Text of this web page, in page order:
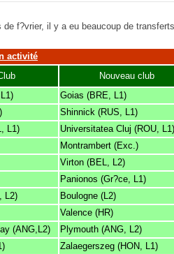
f?vrier, il y a eu beaucoup de transferts.
activité
Nouveau club
Goias (BRE, L1)
Shinnick (RUS, L1)
L1)
Universitatea Cluj (ROU, L1)
Montrambert (Exc.)
Virton (BEL, L2)
Panionos (Gr?ce, L1)
L2)
Boulogne (L2)
Valence (HR)
(ANG,L2)
Plymouth (ANG, L2)
Zalaegerszeg (HON, L1)